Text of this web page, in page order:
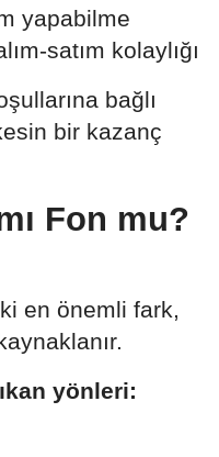
yapabilme
satım kolaylığı
bağlı
bir kazanç
Fon mu?
en önemli fark,
yönleri: